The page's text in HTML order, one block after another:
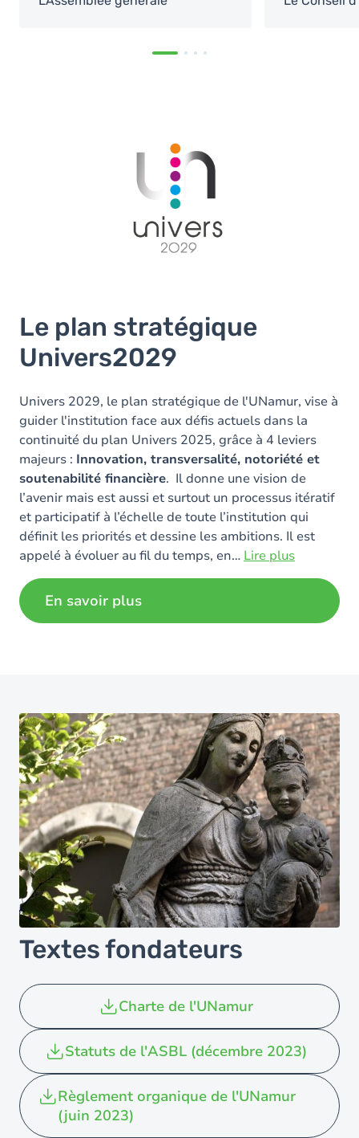
Le plan stratégique
Univers2029
Univers 2029, le plan stratégique de l'UNamur, vise à
guider l'institution face aux défis actuels dans la
continuité du plan Univers 2025, grâce à 4 leviers
majeurs : Innovation, transversalité, notoriété et
soutenabilité financière. Il donne une vision de
l’avenir mais est aussi et surtout un processus itératif
et participatif à l’échelle de toute l’institution qui
définit les priorités et dessine les ambitions. Il est
appelé à évoluer au fil du temps, en… Lire plus
En savoir plus
Textes fondateurs
Charte de l'UNamur
Statuts de l'ASBL (décembre 2023)
Règlement organique de l'UNamur
(juin 2023)